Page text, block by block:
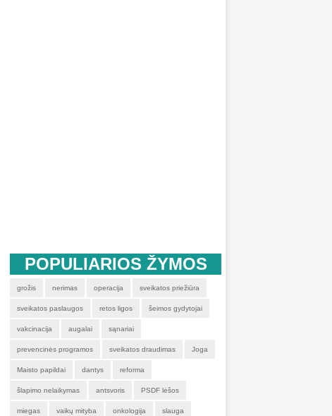
POPULIARIOS ŽYMOS
grožis nerimas operacija sveikatos priežiūra
sveikatos paslaugos retos ligos šeimos gydytojai
vakcinacija augalai sąnariai
prevencinės programos sveikatos draudimas Joga
Maisto papildai dantys reforma
šlapimo nelaikymas antsvoris PSDF lėšos
miegas vaikų mityba onkologija slauga